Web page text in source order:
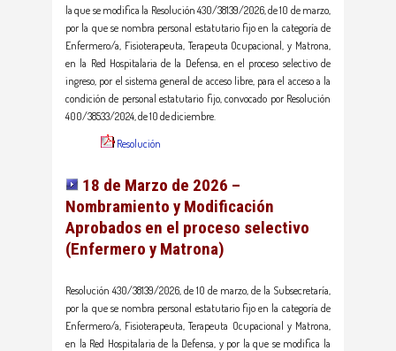
la que se modifica la Resolución 430/38139/2026, de 10 de marzo,
por la que se nombra personal estatutario fijo en la categoría de
Enfermero/a, Fisioterapeuta, Terapeuta Ocupacional, y Matrona,
en la Red Hospitalaria de la Defensa, en el proceso selectivo de
ingreso, por el sistema general de acceso libre, para el acceso a la
condición de personal estatutario fijo, convocado por Resolución
400/38533/2024, de 10 de diciembre.
Resolución
18 de Marzo de 2026 –
Nombramiento y Modificación
Aprobados en el proceso selectivo
(Enfermero y Matrona)
Resolución 430/38139/2026, de 10 de marzo, de la Subsecretaría,
por la que se nombra personal estatutario fijo en la categoría de
Enfermero/a, Fisioterapeuta, Terapeuta Ocupacional y Matrona,
en la Red Hospitalaria de la Defensa, y por la que se modifica la